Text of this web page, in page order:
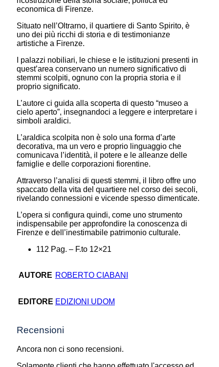
economica di Firenze.
Situato nell’Oltrarno, il quartiere di Santo Spirito, è
uno dei più ricchi di storia e di testimonianze
artistiche a Firenze.
I palazzi nobiliari, le chiese e le istituzioni presenti in
quest’area conservano un numero significativo di
stemmi scolpiti, ognuno con la propria storia e il
proprio significato.
L’autore ci guida alla scoperta di questo “museo a
cielo aperto”, insegnandoci a leggere e interpretare i
simboli araldici.
L’araldica scolpita non è solo una forma d’arte
decorativa, ma un vero e proprio linguaggio che
comunicava l’identità, il potere e le alleanze delle
famiglie e delle corporazioni fiorentine.
Attraverso l’analisi di questi stemmi, il libro offre uno
spaccato della vita del quartiere nel corso dei secoli,
rivelando connessioni e vicende spesso dimenticate.
L’opera si configura quindi, come uno strumento
indispensabile per approfondire la conoscenza di
Firenze e dell’inestimabile patrimonio culturale.
112 Pag. – F.to 12×21
AUTORE ROBERTO CIABANI
EDITORE EDIZIONI UDOM
Recensioni
Ancora non ci sono recensioni.